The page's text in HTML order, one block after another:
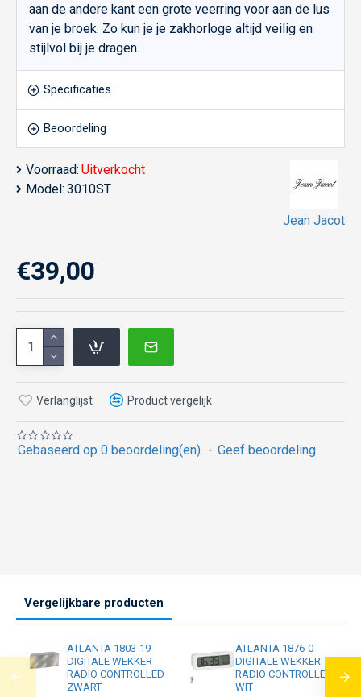
aan de andere kant een grote veerring voor aan de lus
van je broek. Zo kun je je zakhorloge altijd veilig en
stijlvol bij je dragen.
Specificaties
Beoordeling
Voorraad: Uitverkocht
Model: 3010ST
Jean Jacot
Gebaseerd op 0 beoordeling(en). - Geef beoordeling
€39,00
Verlanglijst Product vergelijk
Vergelijkbare producten
ATLANTA 1803-19
DIGITALE WEKKER
RADIO CONTROLLED
ZWART
ATLANTA 1876-0
DIGITALE WEKKER
RADIO CONTROLLED
WIT